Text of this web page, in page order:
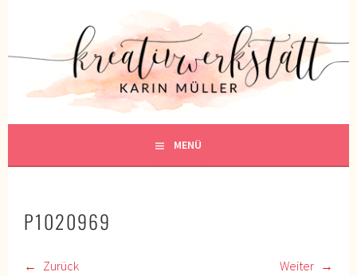
KREATIVWERKSTATT
KREATIV SEIN
MENÜ
P1020969
Zurück Weiter